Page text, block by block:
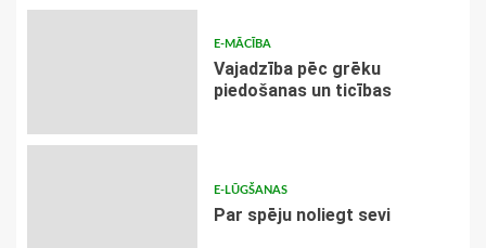
E-MĀCĪBA
Vajadzība pēc grēku
piedošanas un ticības
E-LŪGŠANAS
Par spēju noliegt sevi